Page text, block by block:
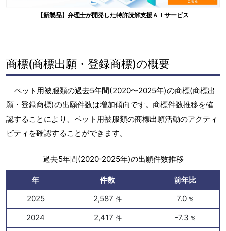
【新製品】弁理士が開発した特許読解支援ＡＩサービス
商標(商標出願・登録商標)の概要
ペット用被服類の過去5年間(2020〜2025年)の商標(商標出
願・登録商標)の出願件数は増加傾向です。商標件数推移を確
認することにより、ペット用被服類の商標出願活動のアクティ
ビティを確認することができます。
過去5年間(2020-2025年)の出願件数推移
年 件数
前年比
2025
2,587 件 7.0 %
2024 2,417 件 -7.3 %